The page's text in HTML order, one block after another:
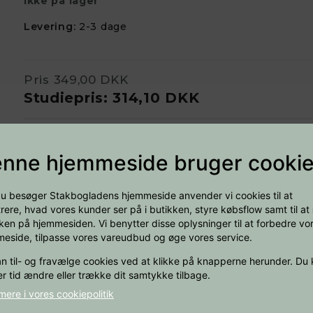
hjemmeside bruger
besøger Stakbogladens hjemmeside anvender vi cookies til at
hvad vores kunder ser på i butikken, styre købsflow samt til at
på hjemmesiden. Vi benytter disse oplysninger til at forbedre
tilpasse vores vareudbud og øge vores service.
til- og fravælge cookies ved at klikke på knapperne herunder. Du
tid ændre eller trække dit samtykke tilbage.
i vores cookiepolitik
Levering: 2-3 dage
Pris 349,00 DKK
Studiepris: 314,10 DKK
− + Læg i kurv
med Prompt engineering – en grundbog, den første
i og udnytte potentialet i de tre førende AI-
gør bogen dig i stand til at udforme
og gøre dig mere effektiv. Til hver af de 24 teknikker
med AI.Uanset om du allerede er dygtig og søger